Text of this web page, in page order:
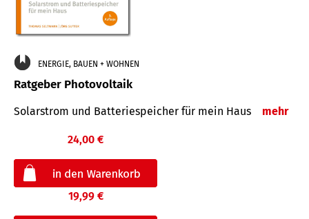
ENERGIE, BAUEN + WOHNEN
Ratgeber Photovoltaik
Solarstrom und Batteriespeicher für mein Haus mehr
24,00 €
19,99 €